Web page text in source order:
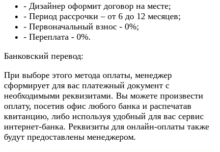
- Дизайнер оформит договор на месте;
- Период рассрочки – от 6 до 12 месяцев;
- Первоначальный взнос - 0%;
- Переплата - 0%.
Банковский перевод:
При выборе этого метода оплаты, менеджер
сформирует для вас платежный документ с
необходимыми реквизитами. Вы можете произвести
оплату, посетив офис любого банка и распечатав
квитанцию, либо используя удобный для вас сервис
интернет-банка. Реквизиты для онлайн-оплаты также
будут предоставлены менеджером.